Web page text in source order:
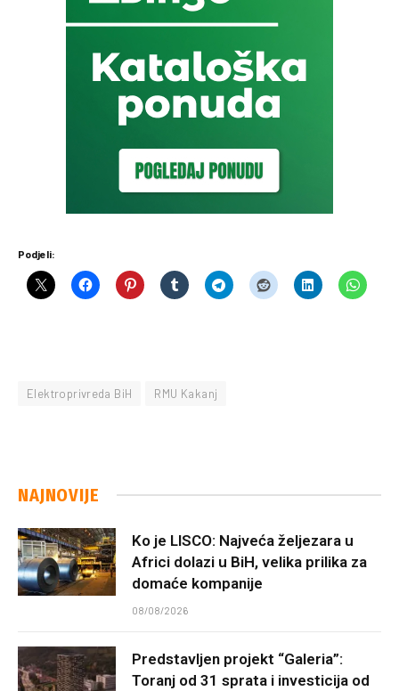
Podjeli:
Elektroprivreda BiH RMU Kakanj
NAJNOVIJE
Ko je LISCO: Najveća željezara u
Africi dolazi u BiH, velika prilika za
domaće kompanije
08/08/2026
Predstavljen projekt “Galeria”:
Toranj od 31 sprata i investicija od